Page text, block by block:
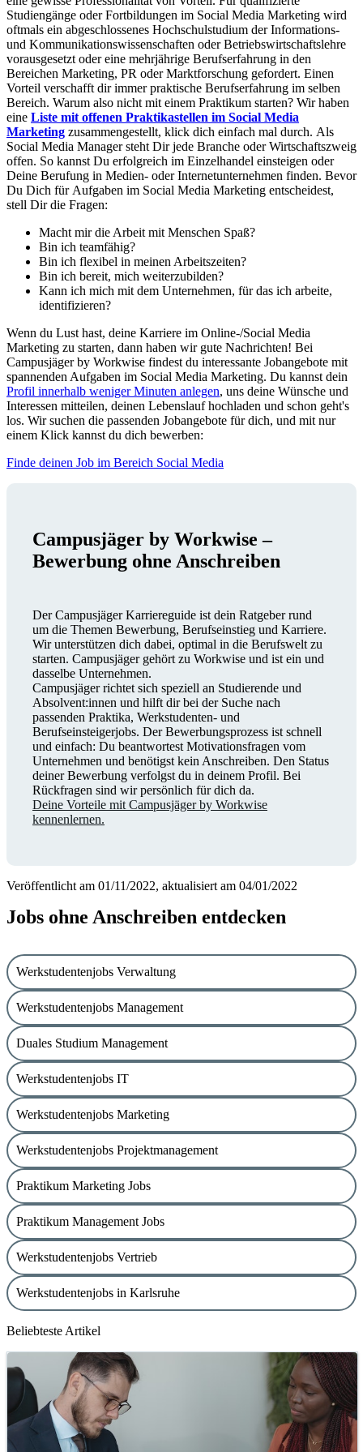
Studiengänge oder Fortbildungen im Social Media Marketing wird
oftmals ein abgeschlossenes Hochschulstudium der Informations-
und Kommunikationswissenschaften oder Betriebswirtschaftslehre
vorausgesetzt oder eine mehrjährige Berufserfahrung in den
Bereichen Marketing, PR oder Marktforschung gefordert. Einen
Vorteil verschafft dir immer praktische Berufserfahrung im selben
Bereich. Warum also nicht mit einem Praktikum starten? Wir haben
eine Liste mit offenen Praktikastellen im Social Media
Marketing zusammengestellt, klick dich einfach mal durch. Als
Social Media Manager steht Dir jede Branche oder Wirtschaftszweig
offen. So kannst Du erfolgreich im Einzelhandel einsteigen oder
Deine Berufung in Medien- oder Internetunternehmen finden. Bevor
Du Dich für Aufgaben im Social Media Marketing entscheidest,
stell Dir die Fragen:
Macht mir die Arbeit mit Menschen Spaß?
Bin ich teamfähig?
Bin ich flexibel in meinen Arbeitszeiten?
Bin ich bereit, mich weiterzubilden?
Kann ich mich mit dem Unternehmen, für das ich arbeite,
identifizieren?
Wenn du Lust hast, deine Karriere im Online-/Social Media
Marketing zu starten, dann haben wir gute Nachrichten! Bei
Campusjäger by Workwise findest du interessante Jobangebote mit
spannenden Aufgaben im Social Media Marketing. Du kannst dein
Profil innerhalb weniger Minuten anlegen, uns deine Wünsche und
Interessen mitteilen, deinen Lebenslauf hochladen und schon geht's
los. Wir suchen die passenden Jobangebote für dich, und mit nur
einem Klick kannst du dich bewerben:
Finde deinen Job im Bereich Social Media
Campusjäger by Workwise –
Bewerbung ohne Anschreiben
Der Campusjäger Karriereguide ist dein Ratgeber rund
um die Themen Bewerbung, Berufseinstieg und Karriere.
Wir unterstützen dich dabei, optimal in die Berufswelt zu
starten. Campusjäger gehört zu Workwise und ist ein und
dasselbe Unternehmen.
Campusjäger richtet sich speziell an Studierende und
Absolvent:innen und hilft dir bei der Suche nach
passenden Praktika, Werkstudenten- und
Berufseinsteigerjobs. Der Bewerbungsprozess ist schnell
und einfach: Du beantwortest Motivationsfragen vom
Unternehmen und benötigst kein Anschreiben. Den Status
deiner Bewerbung verfolgst du in deinem Profil. Bei
Rückfragen sind wir persönlich für dich da.
Deine Vorteile mit Campusjäger by Workwise
kennenlernen.
Veröffentlicht am 01/11/2022, aktualisiert am 04/01/2022
Jobs ohne Anschreiben entdecken
Werkstudentenjobs Verwaltung
Werkstudentenjobs Management
Duales Studium Management
Werkstudentenjobs IT
Werkstudentenjobs Marketing
Werkstudentenjobs Projektmanagement
Praktikum Marketing Jobs
Praktikum Management Jobs
Werkstudentenjobs Vertrieb
Werkstudentenjobs in Karlsruhe
Beliebteste Artikel